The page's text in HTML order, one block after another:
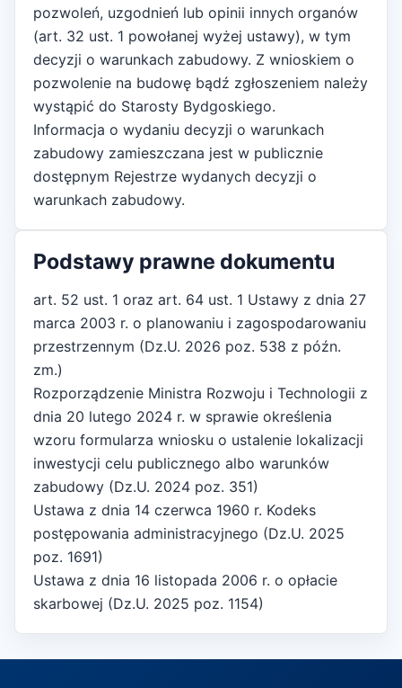
pozwoleń, uzgodnień lub opinii innych organów
(art. 32 ust. 1 powołanej wyżej ustawy), w tym
decyzji o warunkach zabudowy. Z wnioskiem o
pozwolenie na budowę bądź zgłoszeniem należy
wystąpić do Starosty Bydgoskiego.
Informacja o wydaniu decyzji o warunkach
zabudowy zamieszczana jest w publicznie
dostępnym Rejestrze wydanych decyzji o
warunkach zabudowy.
Podstawy prawne dokumentu
art. 52 ust. 1 oraz art. 64 ust. 1 Ustawy z dnia 27
marca 2003 r. o planowaniu i zagospodarowaniu
przestrzennym (Dz.U. 2026 poz. 538 z późn.
zm.)
Rozporządzenie Ministra Rozwoju i Technologii z
dnia 20 lutego 2024 r. w sprawie określenia
wzoru formularza wniosku o ustalenie lokalizacji
inwestycji celu publicznego albo warunków
zabudowy (Dz.U. 2024 poz. 351)
Ustawa z dnia 14 czerwca 1960 r. Kodeks
postępowania administracyjnego (Dz.U. 2025
poz. 1691)
Ustawa z dnia 16 listopada 2006 r. o opłacie
skarbowej (Dz.U. 2025 poz. 1154)